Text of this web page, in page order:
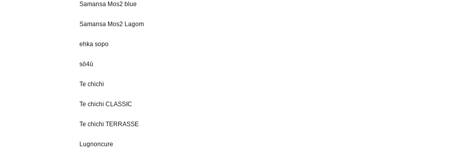
Samansa Mos2 blue
Samansa Mos2 Lagom
ehka sopo
sō4ū
Te chichi
Te chichi CLASSIC
Te chichi TERRASSE
Lugnoncure